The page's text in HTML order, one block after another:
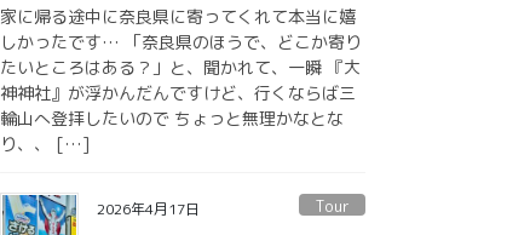
家に帰る途中に奈良県に寄ってくれて本当に嬉
しかったです… 「奈良県のほうで、どこか寄り
たいところはある？」と、聞かれて、一瞬 『大
神神社』が浮かんだんですけど、行くならば三
輪山へ登拝したいので ちょっと無理かなとな
り、、 […]
2026年4月17日 Tour